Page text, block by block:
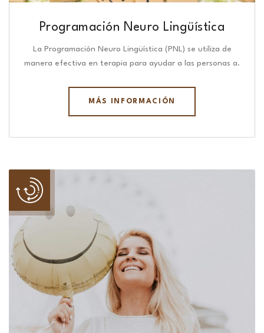
Programación Neuro Lingüística​
La Programación Neuro Lingüística (PNL) se utiliza de
manera efectiva en terapia para ayudar a las personas a.
MÁS INFORMACIÓN